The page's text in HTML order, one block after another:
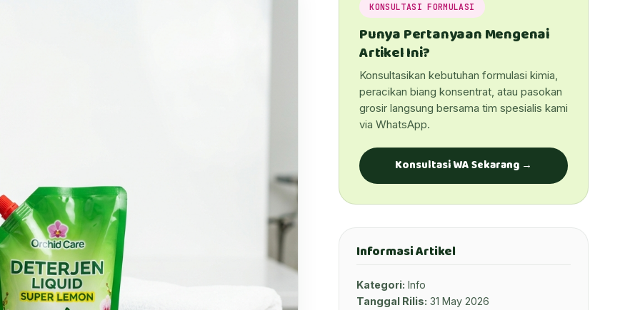
KONSULTASI FORMULASI
Punya Pertanyaan Mengenai
Artikel Ini?
Konsultasikan kebutuhan formulasi kimia,
peracikan biang konsentrat, atau pasokan
grosir langsung bersama tim spesialis kami
via WhatsApp.
Konsultasi WA Sekarang →
Informasi Artikel
Kategori: Info
Tanggal Rilis: 31 May 2026